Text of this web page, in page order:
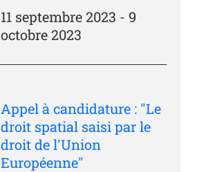
11 septembre 2023 - 9
octobre 2023
Appel à candidature : "Le
droit spatial saisi par le
droit de l'Union
Européenne"